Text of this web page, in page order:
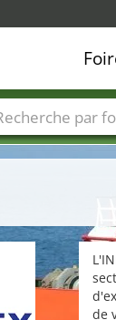
de
Foire noms